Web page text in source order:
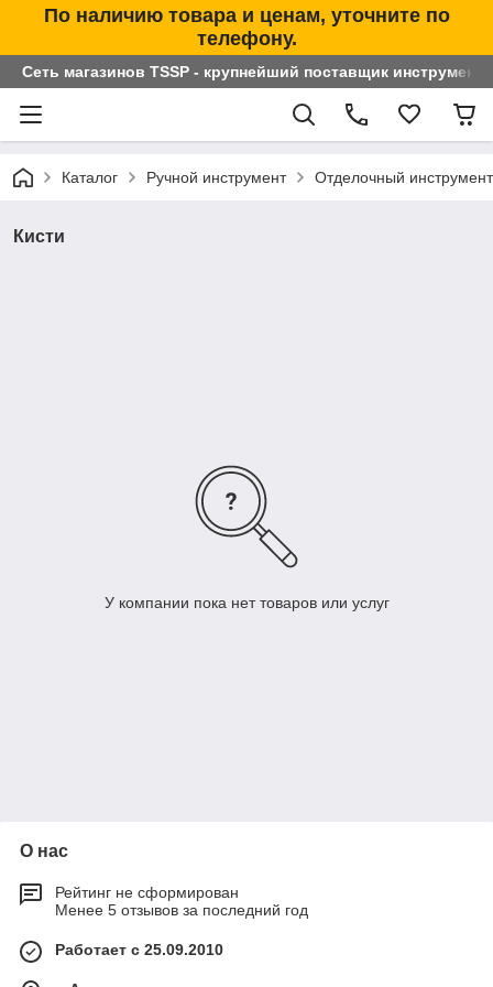
По наличию товара и ценам, уточните по
телефону.
Сеть магазинов TSSP - крупнейший поставщик
Каталог Ручной инструмент Отделочный инструмент
Кисти
У компании пока нет товаров или услуг
О нас
Рейтинг не сформирован
Менее 5 отзывов за последний год
Работает с 25.09.2010